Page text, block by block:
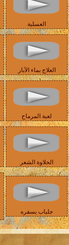
العسلية
العلاج بماء الآبار
لعبة المرماح
الحلاوة الشعر
جلباب بسفره